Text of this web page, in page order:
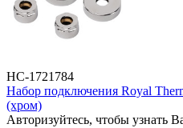
НС-1721784
Набор подключения Royal
(хром)
Авторизуйтесь, чтобы узнать